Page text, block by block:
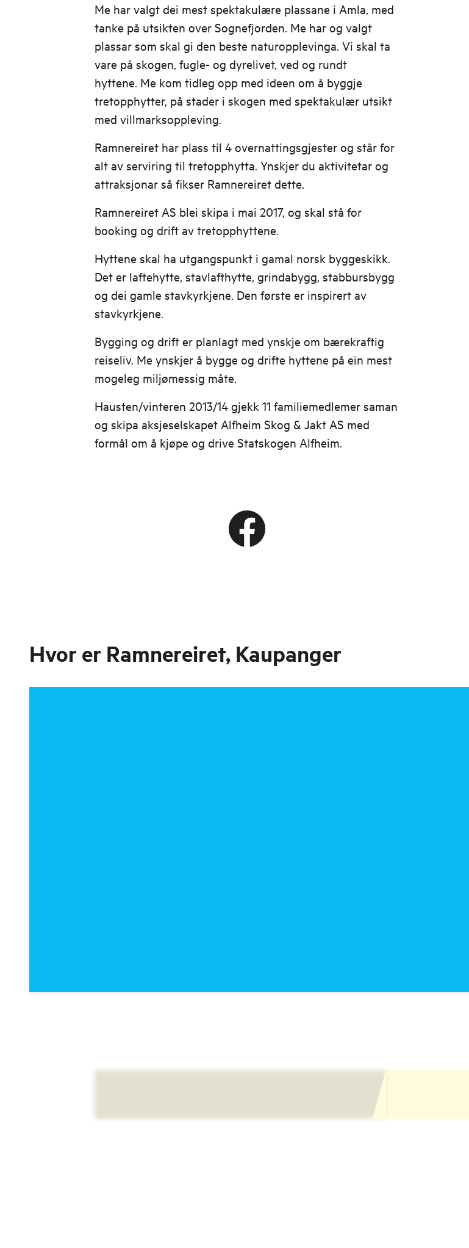
Me har valgt dei mest spektakulære plassane i Amla, med
tanke på utsikten over Sognefjorden. Me har og valgt
plassar som skal gi den beste naturopplevinga. Vi skal ta
vare på skogen, fugle- og dyrelivet, ved og rundt
hyttene. Me kom tidleg opp med ideen om å byggje
tretopphytter, på stader i skogen med spektakulær utsikt
med villmarksoppleving.
Ramnereiret har plass til 4 overnattingsgjester og står for
alt av serviring til tretopphytta. Ynskjer du aktivitetar og
attraksjonar så fikser Ramnereiret dette.
Ramnereiret AS blei skipa i mai 2017, og skal stå for
booking og drift av tretopphyttene.
Hyttene skal ha utgangspunkt i gamal norsk byggeskikk.
Det er laftehytte, stavlafthytte, grindabygg, stabbursbygg
og dei gamle stavkyrkjene. Den første er inspirert av
stavkyrkjene.
Bygging og drift er planlagt med ynskje om bærekraftig
reiseliv. Me ynskjer å bygge og drifte hyttene på ein mest
mogeleg miljømessig måte.
Hausten/vinteren 2013/14 gjekk 11 familiemedlemer saman
og skipa aksjeselskapet Alfheim Skog & Jakt AS med
formål om å kjøpe og drive Statskogen Alfheim.
Hvor er Ramnereiret, Kaupanger